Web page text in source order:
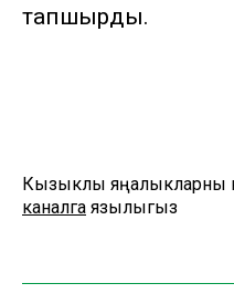
тапшырды.
Кызыклы яңалыкларны
каналга язылыгыз